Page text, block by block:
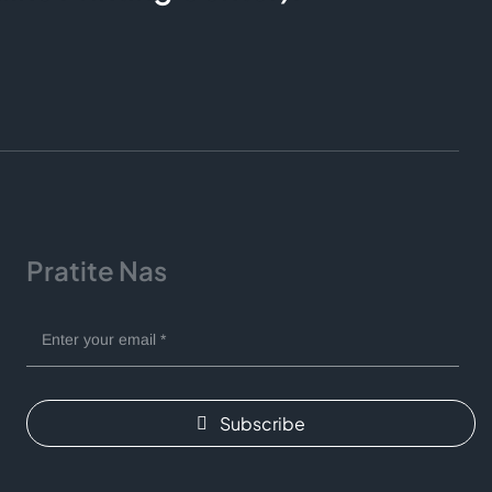
Pratite Nas
Subscribe